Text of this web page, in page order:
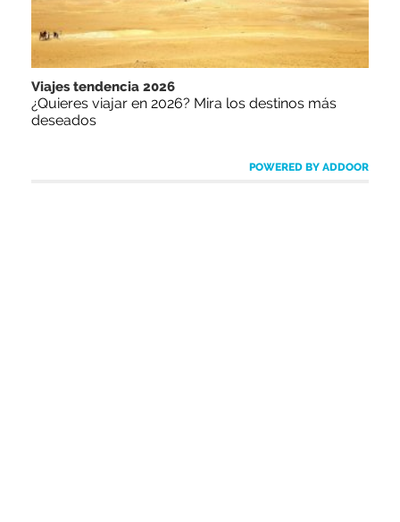
Viajes tendencia 2026
¿Quieres viajar en 2026? Mira los destinos más
deseados
POWERED BY ADDOOR